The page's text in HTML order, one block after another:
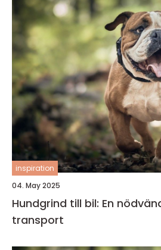
inspiration
04. May 2025
Hundgrind till bil: En
transport